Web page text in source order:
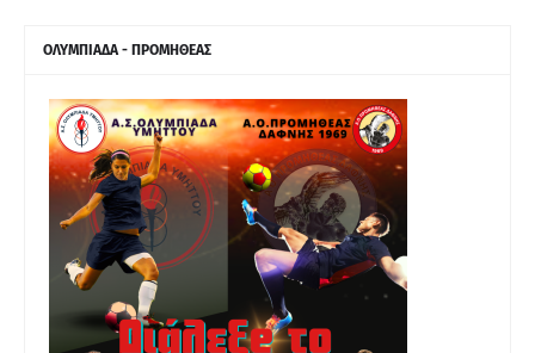
ΟΛΥΜΠΙΑΔΑ - ΠΡΟΜΗΘΕΑΣ